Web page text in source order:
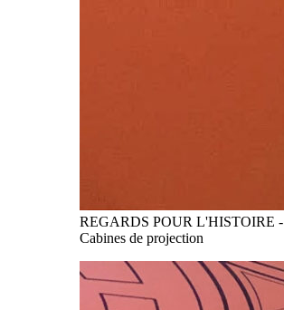
REGARDS POUR L'HISTOIRE -
Cabines de projection